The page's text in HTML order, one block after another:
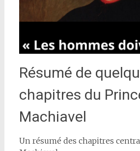
Résumé de
chapitres du
Machiavel
Un résumé des chapitres